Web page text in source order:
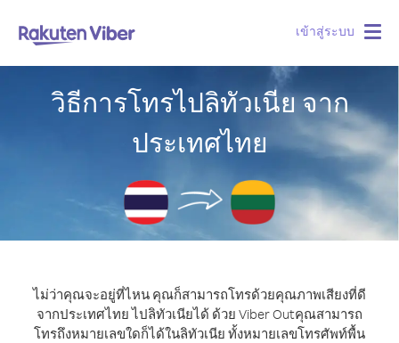
เข้าสู่ระบบ
วิธีการโทรไปลิทัวเนีย จาก
ประเทศไทย
ไม่ว่าคุณจะอยู่ที่ไหน คุณก็สามารถโทรด้วยคุณภาพเสียงที่ดี
จากประเทศไทย ไปลิทัวเนียได้ ด้วย Viber Outคุณสามารถ
โทรถึงหมายเลขใดก็ได้ในลิทัวเนีย ทั้งหมายเลขโทรศัพท์พื้น